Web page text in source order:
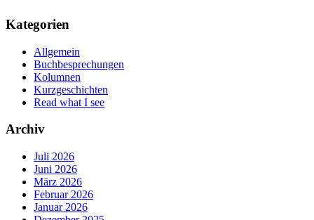
Kategorien
Allgemein
Buchbesprechungen
Kolumnen
Kurzgeschichten
Read what I see
Archiv
Juli 2026
Juni 2026
März 2026
Februar 2026
Januar 2026